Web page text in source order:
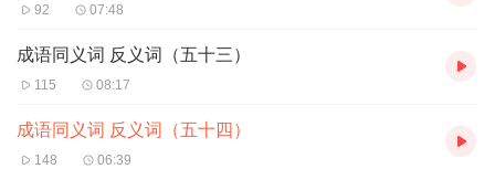
92 07:48
成语同义词 反义词（五十三）
115 08:17
成语同义词 反义词（五十四）
148 06:39